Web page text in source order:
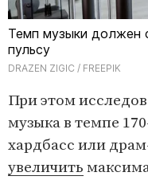
Темп музыки должен
пульсу
DRAZEN ZIGIC / FREEPIK
При этом
музыка в темпе
хардбасс или
увеличить